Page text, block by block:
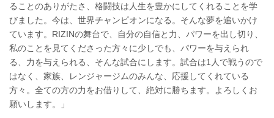
ることのありがたさ、格闘技は人生を豊かにしてくれることを学
びました。今は、世界チャンピオンになる。そんな夢を追いかけ
ています。RIZINの舞台で、自分の自信と力、パワーを出し切り、
私のことを見てくださった方々に少しでも、パワーを与えられ
る、力を与えられる、そんな試合にします。試合は1人で戦うので
はなく、家族、レンジャージムのみんな、応援してくれている
方々。全ての方の力をお借りして、絶対に勝ちます。よろしくお
願いします。」